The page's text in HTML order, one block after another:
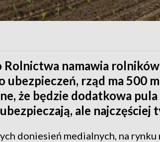
namawia
ubezpieczeń, rząd ma 500
że będzie dodatkowa
ale najczęściej
doniesień medialnych, na